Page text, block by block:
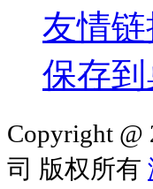
友情链
保存
Copyright
司 版权所有